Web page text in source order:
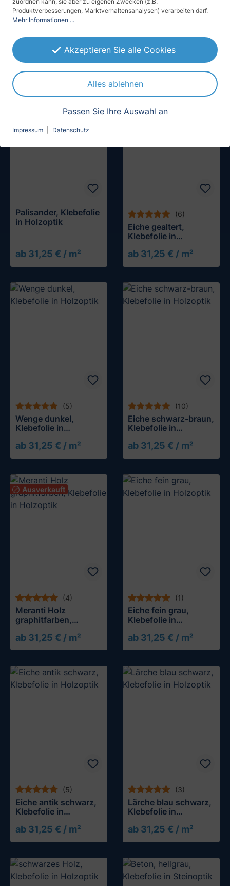
(3)
Eukalyptus,
Klebefolie in
Holzoptik
ab 31,25 € / m²
Muster testen
Mahagoni, Klebefolie
in Holzoptik
ab 31,25 € / m²
Muster testen
Palisander, Klebefolie
in Holzoptik
ab 31,25 € / m²
Muster testen
(6)
Eiche gealtert,
Klebefolie in
ab 31,25 € / m²
Muster testen
(5)
Wenge dunkel,
Klebefolie in
ab 31,25 € / m²
Muster testen
(10)
Eiche schwarz-braun,
Klebefolie in
ab 31,25 € / m²
Muster testen
Ausverkauft
(4)
Meranti Holz
graphitfarben,
Holzoptik
ab 31,25 € / m²
(1)
Eiche fein grau,
Klebefolie in
ab 31,25 € / m²
Muster testen
(5)
Eiche antik schwarz,
Klebefolie in
ab 31,25 € / m²
Muster testen
(3)
Lärche blau schwarz,
Klebefolie in
ab 31,25 € / m²
Muster testen
Produktverbesserungen, Marktverhaltensanalysen) verarbeiten darf.
Mehr Informationen ...
Akzeptieren Sie alle Cookies
Alles ablehnen
Passen Sie Ihre Auswahl an
Impressum Datenschutz